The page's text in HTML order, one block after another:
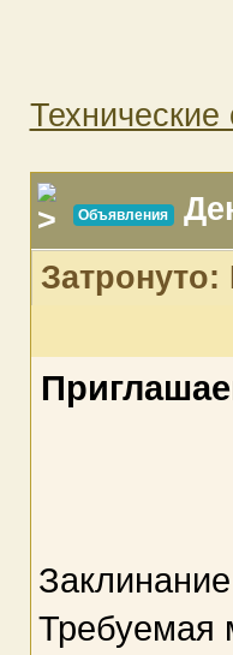
Технические
Объявления
Затронуто:
Требуемая